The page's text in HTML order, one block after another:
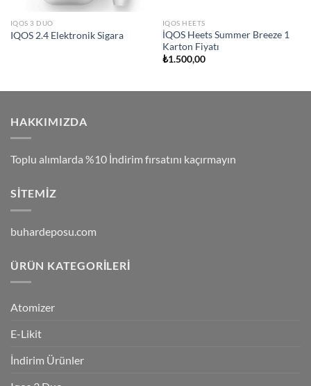
IQOS 3 DUO
IQOS 2.4 Elektronik Sigara
IQOS HEETS
İQOS Heets Summer Breeze 1
Karton Fiyatı
₺1.500,00
HAKKIMIZDA
Toplu alımlarda %10 İndirim fırsatını kaçırmayın
SITEMIZ
buhardeposu.com
ÜRÜN KATEGORILERI
Atomizer
E-Likit
İndirim Ürünler